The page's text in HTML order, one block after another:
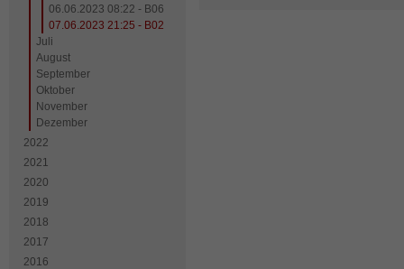
06.06.2023 08:22 - B06
07.06.2023 21:25 - B02
Juli
August
September
Oktober
November
Dezember
2022
2021
2020
2019
2018
2017
2016